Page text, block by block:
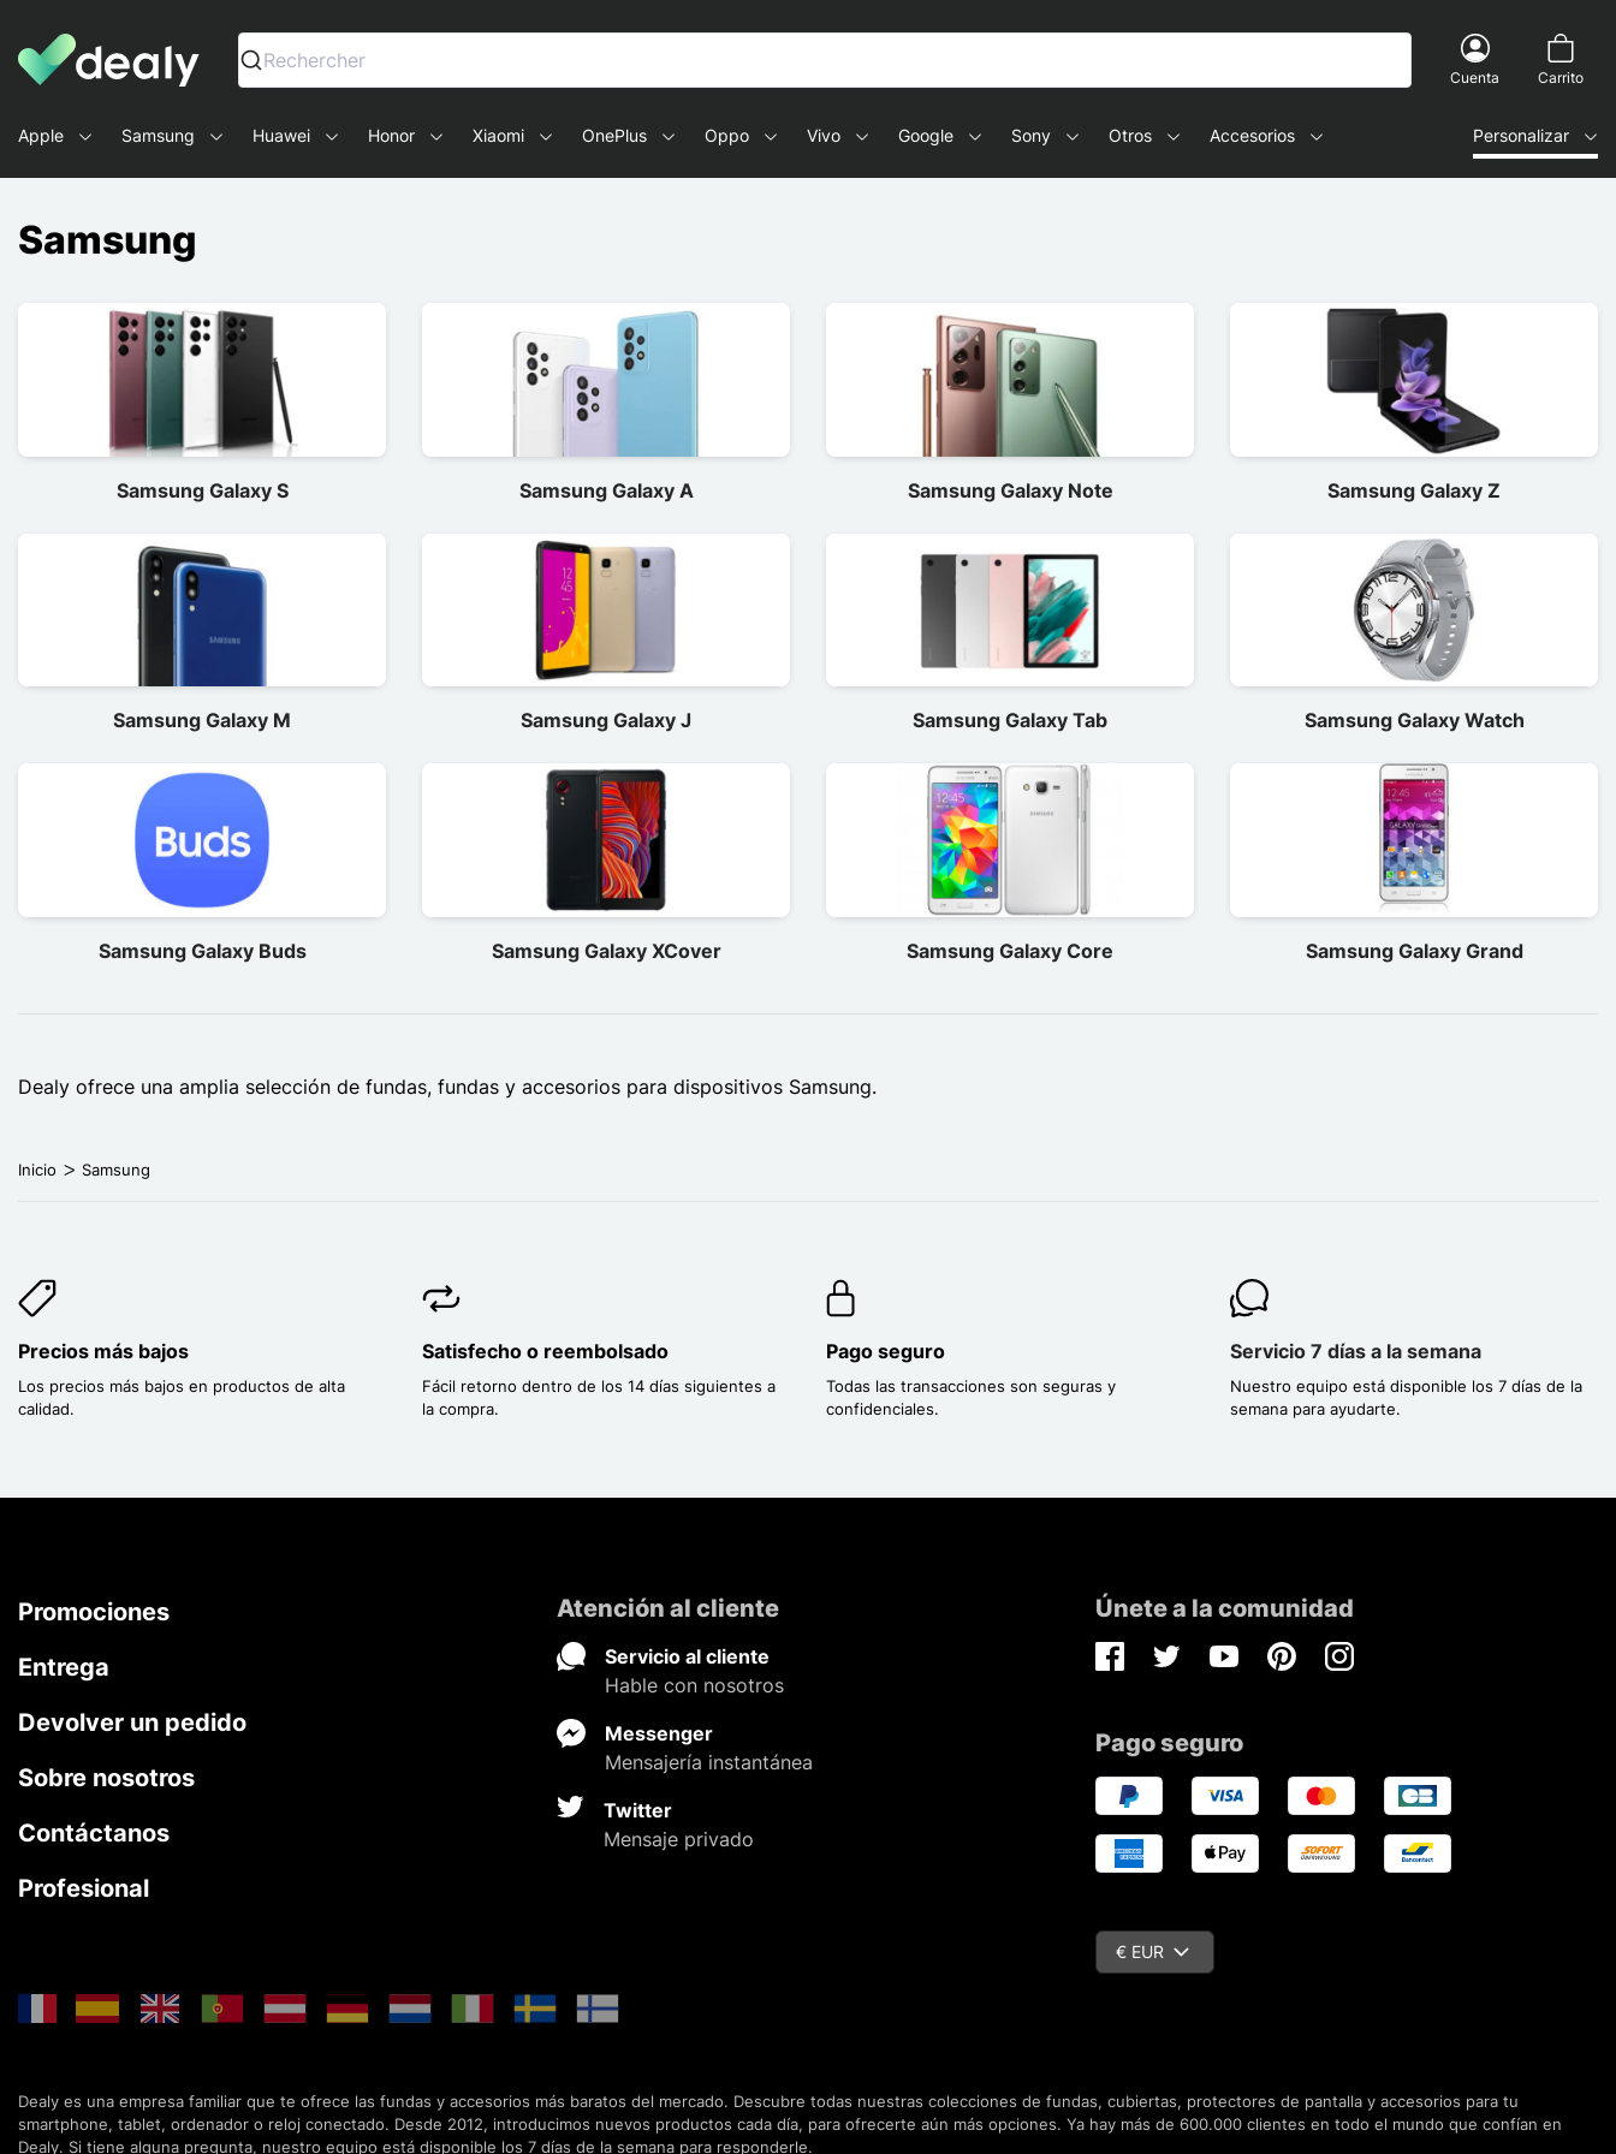
Dealy - Fundas y accesorios para smartphones y tablets
Rechercher
Cuenta Carrito
Apple Samsung Huawei Honor Xiaomi OnePlus Oppo Vivo Google Sony Otros Accesorios Personalizar
Samsung
Samsung Galaxy S Samsung Galaxy A Samsung Galaxy Note Samsung Galaxy Z
Samsung Galaxy M Samsung Galaxy J Samsung Galaxy Tab Samsung Galaxy Watch
Samsung Galaxy Buds Samsung Galaxy XCover Samsung Galaxy Core Samsung Galaxy Grand
Dealy ofrece una amplia selección de fundas, fundas y accesorios para dispositivos Samsung.
Inicio Samsung
Precios más bajos
Los precios más bajos en productos de alta
calidad.
Satisfecho o reembolsado
Fácil retorno dentro de los 14 días siguientes a
la compra.
Pago seguro
Todas las transacciones son seguras y
confidenciales.
Servicio 7 días a la semana
Nuestro equipo está disponible los 7 días de la
semana para ayudarte.
Promociones
Entrega
Devolver un pedido
Sobre nosotros
Contáctanos
Profesional
Atención al cliente
Servicio al cliente
Hable con nosotros
Messenger
Mensajería instantánea
Twitter
Mensaje privado
Únete a la comunidad
FacebookTwitterYoutubePinterestInstagram
Pago seguro
€ EUR
Dealy es una empresa familiar que te ofrece las fundas y accesorios más baratos del mercado. Descubre todas nuestras colecciones de fundas, cubiertas, protectores de pantalla y accesorios para tu
smartphone, tablet, ordenador o reloj conectado. Desde 2012, introducimos nuevos productos cada día, para ofrecerte aún más opciones. Ya hay más de 600.000 clientes en todo el mundo que confían en
Dealy. Si tiene alguna pregunta, nuestro equipo está disponible los 7 días de la semana para responderle.